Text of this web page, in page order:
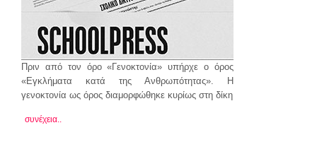
Πριν από τον όρο «Γενοκτονία» υπήρχε ο όρος
«Εγκλήματα κατά της Ανθρωπότητας». Η
γενοκτονία ως όρος διαμορφώθηκε κυρίως στη δίκη
συνέχεια..